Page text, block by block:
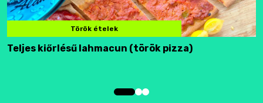
Török ételek
Teljes kiőrlésű lahmacun (török pizza)